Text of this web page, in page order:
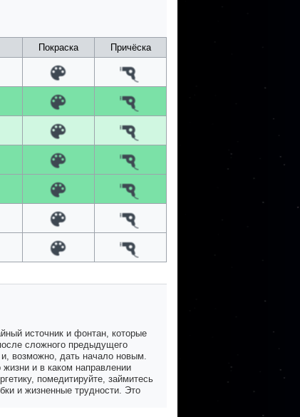
Покраска Причёска
источник и фонтан, которые
сложного предыдущего
возможно, дать начало новым.
и в каком направлении
помедитируйте, займитесь
и жизненные трудности. Это